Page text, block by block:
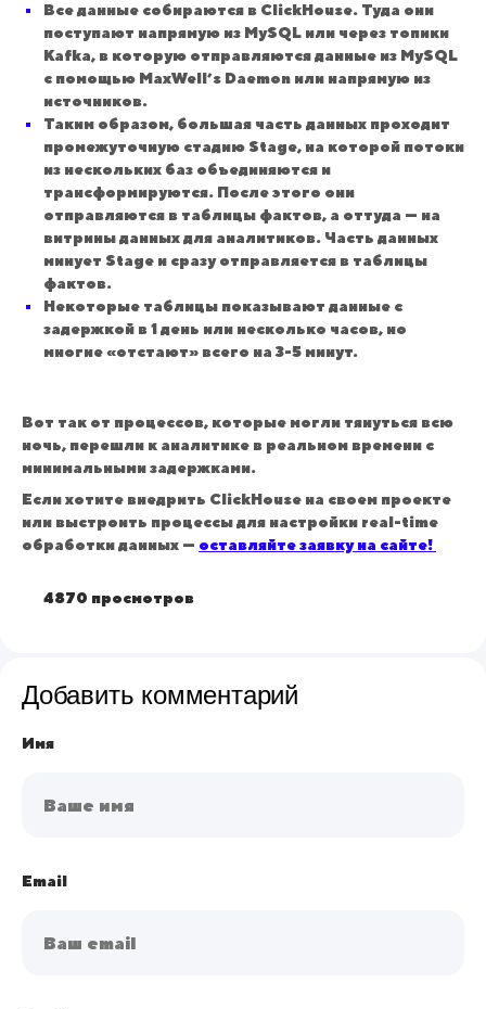
Все данные собираются в ClickHouse. Туда они
поступают напрямую из MySQL или через топики
Kafka, в которую отправляются данные из MySQL
с помощью MaxWell’s Daemon или напрямую из
источников.
Таким образом, большая часть данных проходит
промежуточную стадию Stage, на которой потоки
из нескольких баз объединяются и
трансформируются. После этого они
отправляются в таблицы фактов, а оттуда — на
витрины данных для аналитиков. Часть данных
минует Stage и сразу отправляется в таблицы
фактов.
Некоторые таблицы показывают данные с
задержкой в 1 день или несколько часов, но
многие «отстают» всего на 3-5 минут.
Вот так от процессов, которые могли тянуться всю
ночь, перешли к аналитике в реальном времени с
минимальными задержками.
Если хотите внедрить ClickHouse на своем проекте
или выстроить процессы для настройки real-time
обработки данных — оставляйте заявку на сайте!
4870 просмотров
Добавить комментарий
Имя
Email